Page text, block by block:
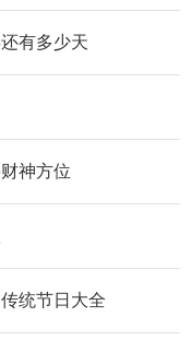
有多少天
神方位
统节日大全